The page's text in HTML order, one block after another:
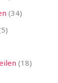
34
5
18